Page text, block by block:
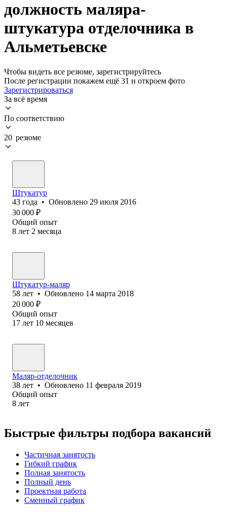
должность маляра-
штукатура отделочника в
Альметьевске
Чтобы видеть все резюме, зарегистрируйтесь
После регистрации покажем ещё 31 и откроем фото
Зарегистрироваться
За всё время
По соответствию
20 резюме
Штукатур
43 года • Обновлено 29 июля 2016
30 000 ₽
Общий опыт
8 лет 2 месяца
Штукатур-маляр
58 лет • Обновлено 14 марта 2018
20 000 ₽
Общий опыт
17 лет 10 месяцев
Маляр-отделочник
38 лет • Обновлено 11 февраля 2019
Общий опыт
8 лет
Быстрые фильтры подбора вакансий
Частичная занятость
Гибкий график
Полная занятость
Полный день
Проектная работа
Сменный график